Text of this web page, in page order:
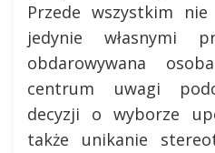
Przede wszystkim
jedynie własnymi
obdarowywana
centrum uwagi
decyzji o wyborze
także unikanie